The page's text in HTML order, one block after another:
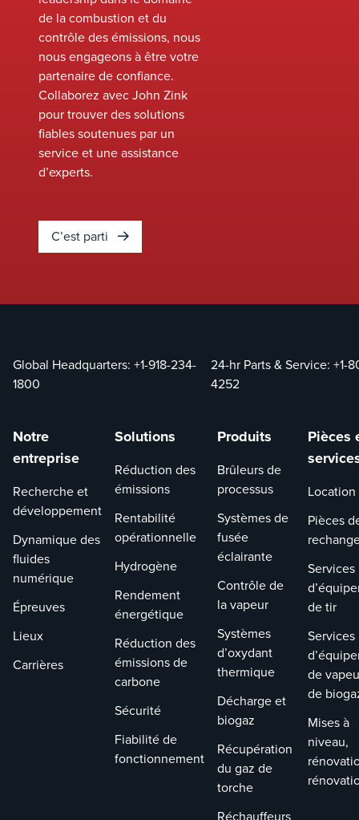
de la combustion et du
contrôle des émissions, nous
nous engageons à être votre
partenaire de confiance.
Collaborez avec John Zink
pour trouver des solutions
fiables soutenues par un
service et une assistance
d’experts.
C’est parti
Global Headquarters: +1-918-234-
1800
24-hr Parts & Service: +1-
4252
Notre
entreprise
Recherche et
développement
Dynamique des
fluides
numérique
Épreuves
Lieux
Carrières
Solutions
Réduction des
émissions
Rentabilité
opérationnelle
Hydrogène
Rendement
énergétique
Réduction des
émissions de
carbone
Sécurité
Fiabilité de
fonctionnement
Produits
Brûleurs de
processus
Systèmes de
fusée
éclairante
Contrôle de
la vapeur
Systèmes
d’oxydant
thermique
Décharge et
biogaz
Récupération
du gaz de
torche
Pièces
Location
Pièces
Services
de tir
Services
de
de
Mises à
niveau,